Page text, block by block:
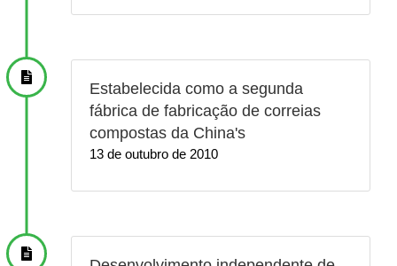
Estabelecida como a segunda
fábrica de fabricação de correias
compostas da China's
13 de outubro de 2010